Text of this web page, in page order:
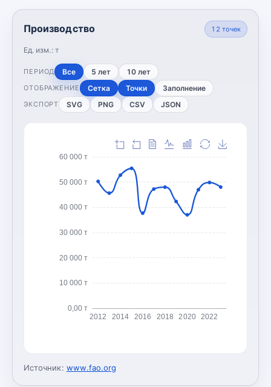
Производство
Ед. изм.: т
12 точек
ПЕРИОД Все 5 лет 10 лет
ОТОБРАЖЕНИЕ Сетка Точки Заполнение
ЭКСПОРТ SVG PNG CSV JSON
0,00 т
10 000 т
20 000 т
30 000 т
40 000 т
50 000 т
60 000 т
2012 2014 2016 2018 2020 2022
Источник: www.fao.org